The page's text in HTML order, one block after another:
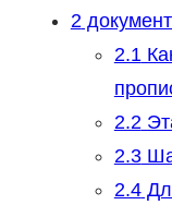
2
2.1
2.2
2.3
2.4